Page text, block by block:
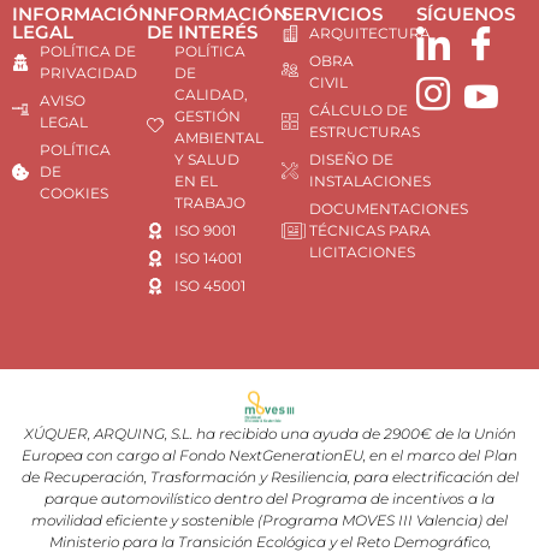
INFORMACIÓN
LEGAL
POLÍTICA DE
PRIVACIDAD
AVISO
LEGAL
POLÍTICA
DE
COOKIES
INFORMACIÓN
DE INTERÉS
POLÍTICA
DE
CALIDAD,
GESTIÓN
AMBIENTAL
Y SALUD
EN EL
TRABAJO
ISO 9001
ISO 14001
ISO 45001
SERVICIOS
ARQUITECTURA
OBRA
CIVIL
CÁLCULO DE
ESTRUCTURAS
DISEÑO DE
INSTALACIONES
DOCUMENTACIONES
TÉCNICAS PARA
LICITACIONES
SÍGUENOS
XÚQUER, ARQUING, S.L. ha recibido una ayuda de 2900€ de la Unión
Europea con cargo al Fondo NextGenerationEU, en el marco del Plan
de Recuperación, Trasformación y Resiliencia, para electrificación del
parque automovilístico dentro del Programa de incentivos a la
movilidad eficiente y sostenible (Programa MOVES III Valencia) del
Ministerio para la Transición Ecológica y el Reto Demográfico,